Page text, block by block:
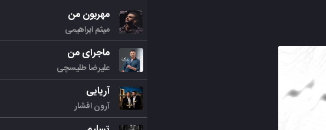
مهربون من
میثم ابراهیمی
ماجرای من
علیرضا طلیسچی
آریایی
آرون افشار